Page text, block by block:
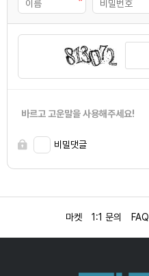
바르고 고운말을 사용해주세요!
비밀댓글
마켓 1:1 문의 FAQ